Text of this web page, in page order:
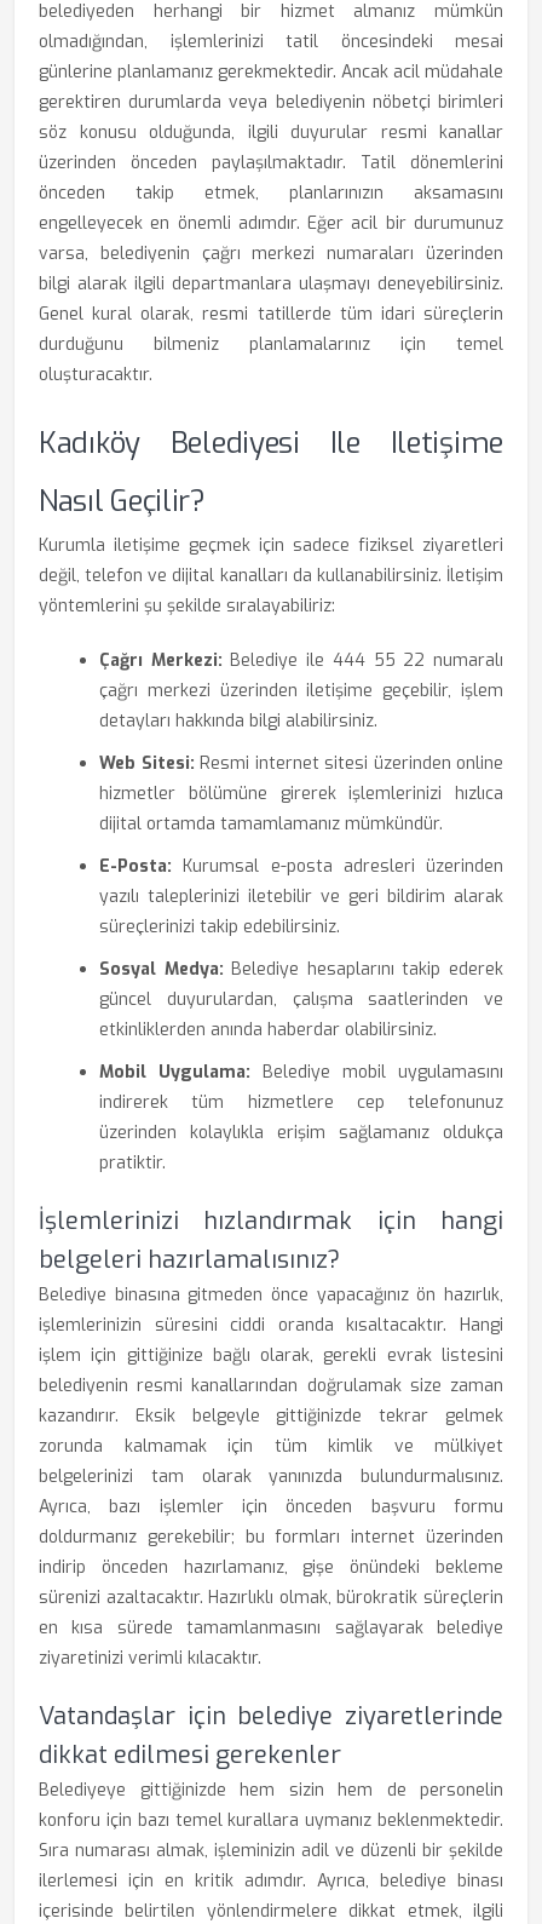
belediyeden herhangi bir hizmet almanız mümkün
olmadığından, işlemlerinizi tatil öncesindeki mesai
günlerine planlamanız gerekmektedir. Ancak acil müdahale
gerektiren durumlarda veya belediyenin nöbetçi birimleri
söz konusu olduğunda, ilgili duyurular resmi kanallar
üzerinden önceden paylaşılmaktadır. Tatil dönemlerini
önceden takip etmek, planlarınızın aksamasını
engelleyecek en önemli adımdır. Eğer acil bir durumunuz
varsa, belediyenin çağrı merkezi numaraları üzerinden
bilgi alarak ilgili departmanlara ulaşmayı deneyebilirsiniz.
Genel kural olarak, resmi tatillerde tüm idari süreçlerin
durduğunu bilmeniz planlamalarınız için temel
oluşturacaktır.
Kadıköy Belediyesi Ile Iletişime
Nasıl Geçilir?
Kurumla iletişime geçmek için sadece fiziksel ziyaretleri
değil, telefon ve dijital kanalları da kullanabilirsiniz. İletişim
yöntemlerini şu şekilde sıralayabiliriz:
Çağrı Merkezi: Belediye ile 444 55 22 numaralı
çağrı merkezi üzerinden iletişime geçebilir, işlem
detayları hakkında bilgi alabilirsiniz.
Web Sitesi: Resmi internet sitesi üzerinden online
hizmetler bölümüne girerek işlemlerinizi hızlıca
dijital ortamda tamamlamanız mümkündür.
E-Posta: Kurumsal e-posta adresleri üzerinden
yazılı taleplerinizi iletebilir ve geri bildirim alarak
süreçlerinizi takip edebilirsiniz.
Sosyal Medya: Belediye hesaplarını takip ederek
güncel duyurulardan, çalışma saatlerinden ve
etkinliklerden anında haberdar olabilirsiniz.
Mobil Uygulama: Belediye mobil uygulamasını
indirerek tüm hizmetlere cep telefonunuz
üzerinden kolaylıkla erişim sağlamanız oldukça
pratiktir.
İşlemlerinizi hızlandırmak için hangi
belgeleri hazırlamalısınız?
Belediye binasına gitmeden önce yapacağınız ön hazırlık,
işlemlerinizin süresini ciddi oranda kısaltacaktır. Hangi
işlem için gittiğinize bağlı olarak, gerekli evrak listesini
belediyenin resmi kanallarından doğrulamak size zaman
kazandırır. Eksik belgeyle gittiğinizde tekrar gelmek
zorunda kalmamak için tüm kimlik ve mülkiyet
belgelerinizi tam olarak yanınızda bulundurmalısınız.
Ayrıca, bazı işlemler için önceden başvuru formu
doldurmanız gerekebilir; bu formları internet üzerinden
indirip önceden hazırlamanız, gişe önündeki bekleme
sürenizi azaltacaktır. Hazırlıklı olmak, bürokratik süreçlerin
en kısa sürede tamamlanmasını sağlayarak belediye
ziyaretinizi verimli kılacaktır.
Vatandaşlar için belediye ziyaretlerinde
dikkat edilmesi gerekenler
Belediyeye gittiğinizde hem sizin hem de personelin
konforu için bazı temel kurallara uymanız beklenmektedir.
Sıra numarası almak, işleminizin adil ve düzenli bir şekilde
ilerlemesi için en kritik adımdır. Ayrıca, belediye binası
içerisinde belirtilen yönlendirmelere dikkat etmek, ilgili